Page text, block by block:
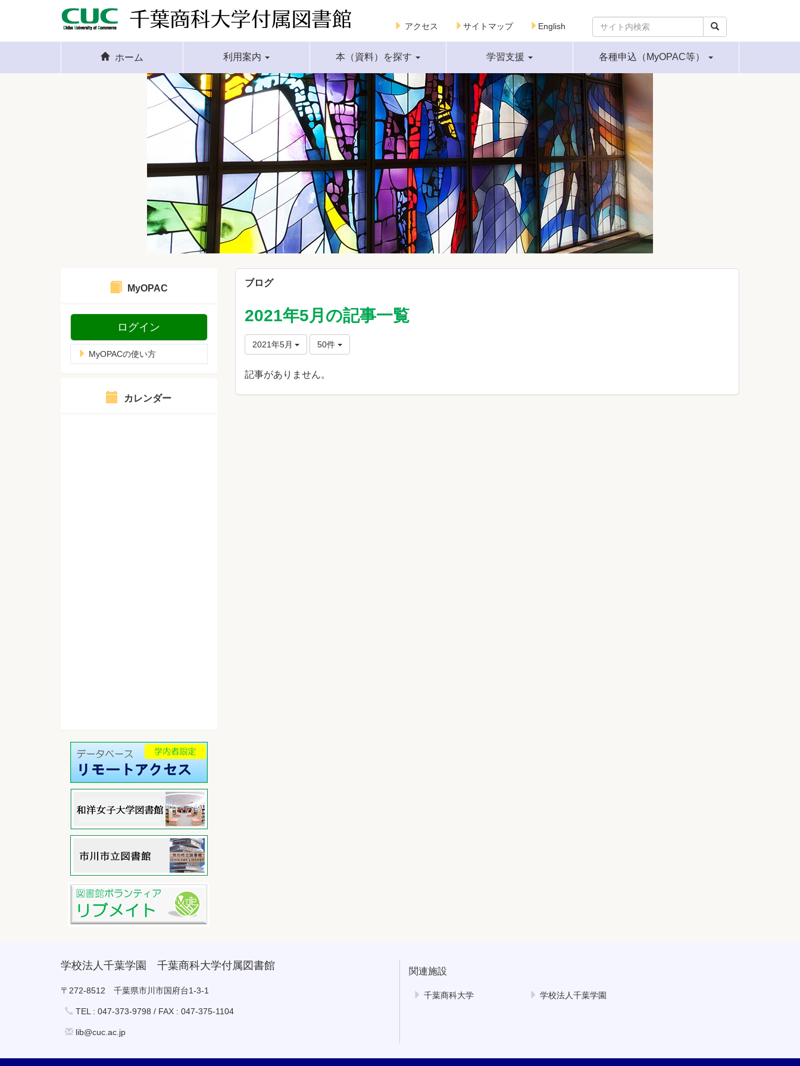
アクセス サイトマップ English
ホーム 利用案内 本（資料）を探す 学習支援 各種申込（MyOPAC等）
ブログ
2021年5月の記事一覧
2021年5月 50件
記事がありません。
MyOPAC
ログイン
MyOPACの使い方
カレンダー
学校法人千葉学園 千葉商科大学付属図書館
〒272-8512 千葉県市川市国府台1-3-1
TEL : 047-373-9798 / FAX : 047-375-1104
lib@cuc.ac.jp
関連施設
千葉商科大学 学校法人千葉学園